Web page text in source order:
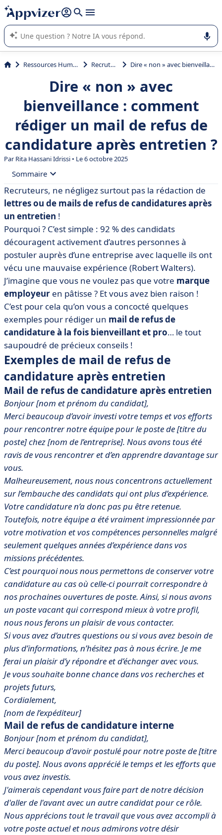
répondre (plusieurs lignes avec
L'IA de Appvizer vous guide dans l'utilisation ou la sélection de
logiciel SaaS en entreprise.
Ressources Humaines (RH) Recrutement Dire « non » avec bienveillance : comment rédiger un mail de refus de candidature après entretien ?
Dire « non » avec
bienveillance : comment
rédiger un mail de refus de
candidature après entretien ?
ParRita Hassani Idrissi • Le 6 octobre 2025
Sommaire
• Exemples de mail de refus de candidature après
entretien
• Pourquoi est-il important de rédiger un mail de refus
de candidature après un entretien ?
• Comment rédiger un bon mail de refus de
candidature après entretien ? Nos 5 conseils
• Quid de l’automatisation du mail de refus de
candidature ?
• En bref, rédiger un mail de refus de candidature après
entretien
Recruteurs, ne négligez surtout pas la rédaction de
lettres ou de mails de refus de candidatures après
un entretien !
Pourquoi ? C’est simple : 92 % des candidats
découragent activement d’autres personnes à
postuler auprès d’une entreprise avec laquelle ils ont
vécu une mauvaise expérience (Robert Walters).
J’imagine que vous ne voulez pas que votre marque
employeur en pâtisse ? Et vous avez bien raison !
C’est pour cela qu’on vous a concocté quelques
exemples pour rédiger un mail de refus de
candidature à la fois bienveillant et pro… le tout
saupoudré de précieux conseils !
Exemples de mail de refus de
candidature après entretien
Mail de refus de candidature après entretien
Bonjour [nom et prénom du candidat],
Merci beaucoup d’avoir investi votre temps et vos efforts
pour rencontrer notre équipe pour le poste de [titre du
poste] chez [nom de l’entreprise]. Nous avons tous été
ravis de vous rencontrer et d’en apprendre davantage sur
vous.
Malheureusement, nous nous concentrons actuellement
sur l’embauche des candidats qui ont plus d’expérience.
Votre candidature n’a donc pas pu être retenue.
Toutefois, notre équipe a été vraiment impressionnée par
votre motivation et vos compétences personnelles malgré
seulement quelques années d’expérience dans vos
missions précédentes.
C’est pourquoi nous nous permettons de conserver votre
candidature au cas où celle-ci pourrait correspondre à
nos prochaines ouvertures de poste. Ainsi, si nous avons
un poste vacant qui correspond mieux à votre profil,
nous nous ferons un plaisir de vous contacter.
Si vous avez d’autres questions ou si vous avez besoin de
plus d’informations, n’hésitez pas à nous écrire. Je me
ferai un plaisir d’y répondre et d’échanger avec vous.
Je vous souhaite bonne chance dans vos recherches et
projets futurs,
Cordialement,
[nom de l’expéditeur]
Mail de refus de candidature interne
Bonjour [nom et prénom du candidat],
Merci beaucoup d'avoir postulé pour notre poste de [titre
du poste]. Nous avons apprécié le temps et les efforts que
vous avez investis.
J'aimerais cependant vous faire part de notre décision
d'aller de l'avant avec un autre candidat pour ce rôle.
Nous apprécions tout le travail que vous avez accompli à
votre poste actuel et nous admirons votre désir